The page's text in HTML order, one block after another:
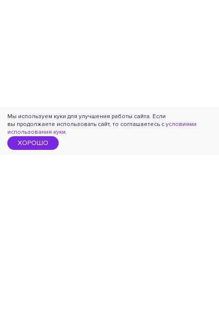
Мы используем куки для улучшения работы сайта. Если
вы продолжаете использовать сайт, то соглашаетесь с условиями
использования куки.
ХОРОШО